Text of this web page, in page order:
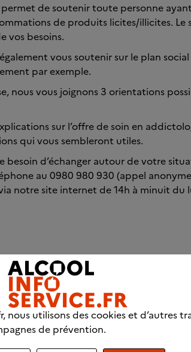
de soutenir toute personne
de produits licites/illicites. Le
vos besoins.
vous soutenir sur le plan
par exemple.
nous vous joignons 3 orientations
sur l’offre de soin en
qui vous sembleront utiles.
besoin d’échanger autour de votre
au 0980 980 930 (appel
notre site internet de 14h à minuit du
n'hésitez pas à prendre contact
nous utilisons des cookies et d’autres
de prévention.